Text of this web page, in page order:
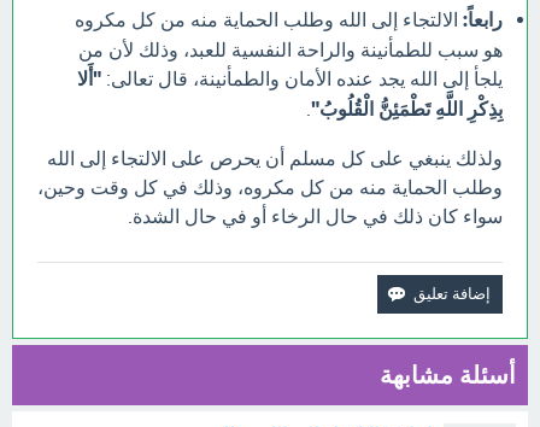
رابعاً: الالتجاء إلى الله وطلب الحماية منه من كل مكروه
هو سبب للطمأنينة والراحة النفسية للعبد، وذلك لأن من
يلجأ إلى الله يجد عنده الأمان والطمأنينة، قال تعالى: "أَلا
بِذِكْرِ اللَّهِ تَطْمَئِنُّ الْقُلُوبُ"
ولذلك ينبغي على كل مسلم أن يحرص على الالتجاء إلى الله
وطلب الحماية منه من كل مكروه، وذلك في كل وقت وحين،
سواء كان ذلك في حال الرخاء أو في حال الشدة.
أسئلة مشابهة